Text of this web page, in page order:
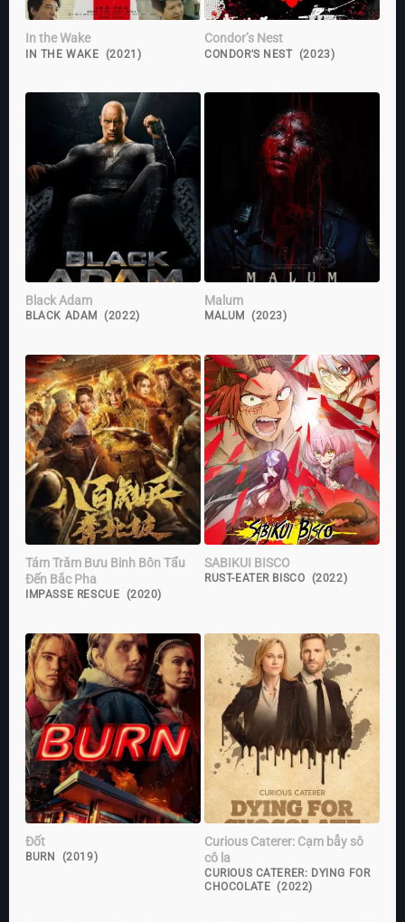
In the Wake
IN THE WAKE (2021)
Condor’s Nest
CONDOR'S NEST (2023)
Black Adam
BLACK ADAM (2022)
Malum
MALUM (2023)
Tám Trăm Bưu Binh Bôn Tẩu
Đến Bắc Pha
IMPASSE RESCUE (2020)
SABIKUI BISCO
RUST-EATER BISCO (2022)
Đốt
BURN (2019)
Curious Caterer: Cạm bẫy sô
cô la
CURIOUS CATERER: DYING FOR
CHOCOLATE (2022)